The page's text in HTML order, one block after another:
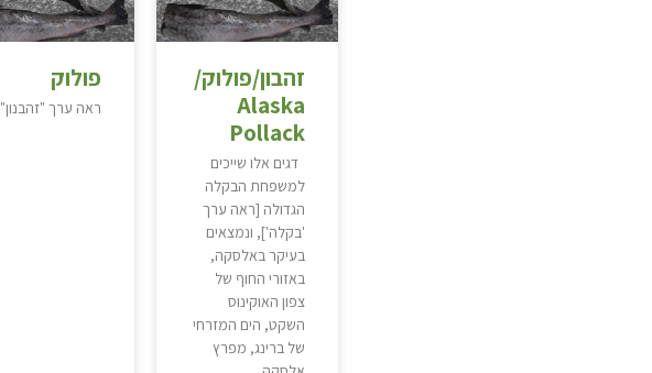
זהבון/פולוק/
Alaska
Pollack
דגים אלו שייכים
למשפחת הבקלה
הגדולה [ראה ערך
'בקלה'], ונמצאים
בעיקר באלסקה,
באזורי החוף של
צפון האוקינוס
השקט, הים המזרחי
של ברינג, מפרץ
פולוק
ראה ערך "זהבנון"